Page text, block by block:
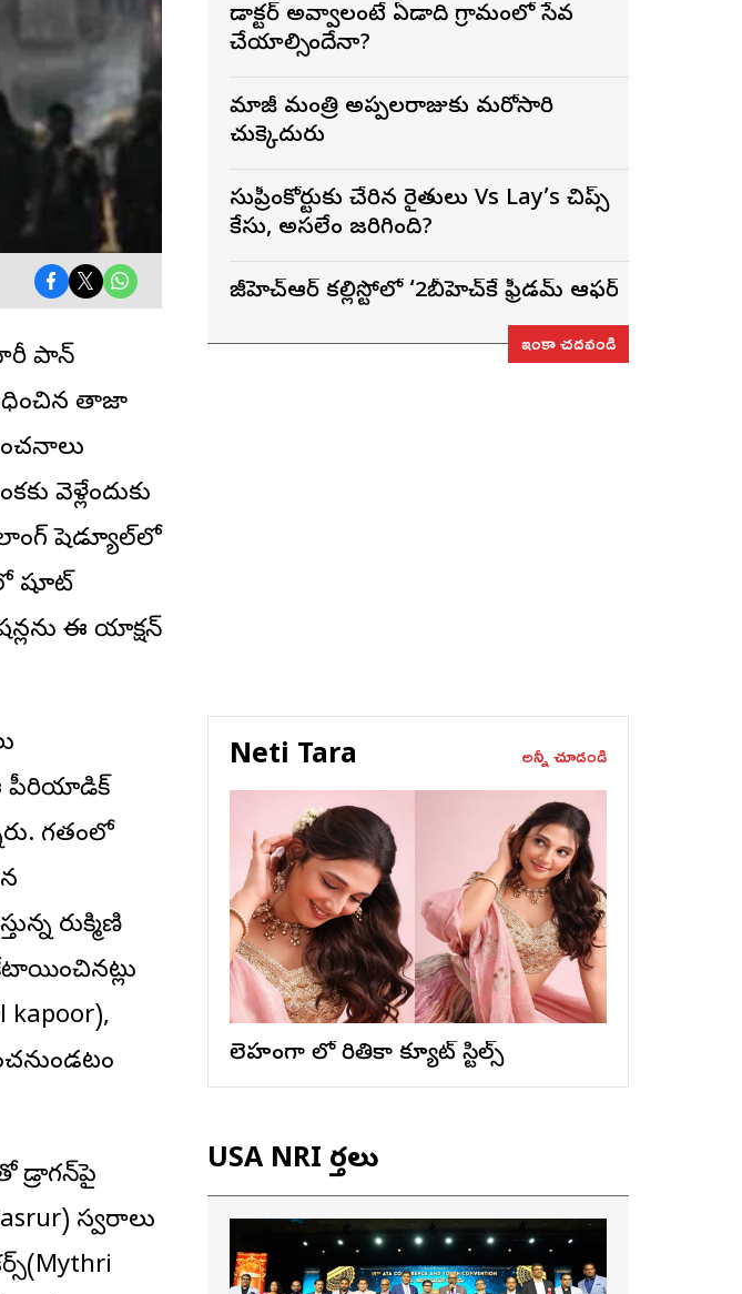
భారీ పాన్
తాజా
వెళ్లేందుకు
షెడ్యూల్‌లో
షూట్
ఈ యాక్షన్
పీరియాడిక్
గతంలో
రుక్మిణి
డ్రాగన్‌పై
స్వరాలు
డాక్టర్ అవ్వాలంటే ఏడాది గ్రామంలో సేవ
చేయాల్సిందేనా?
మాజీ మంత్రి అప్పలరాజుకు మరోసారి
చుక్కెదురు
సుప్రీంకోర్టుకు చేరిన రైతులు Vs Lay’s చిప్స్‌
కేసు, అసలేం జరిగింది?
జీహెచ్ఆర్ కల్లిస్టోలో ‘2బీహెచ్‌కే ఫ్రీడమ్ ఆఫర్’ను
ఇంకా చదవండి
Neti Tara అన్నీ చూడండి
లెహంగా లో రితికా క్యూట్ స్టిల్స్
USA NRI వార్తలు